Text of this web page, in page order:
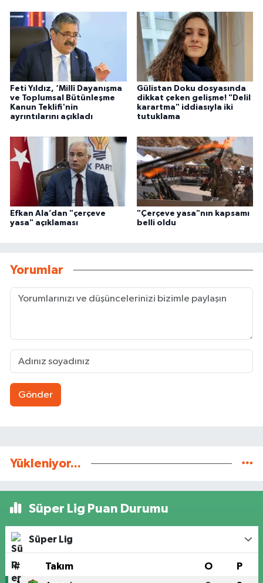
Feti Yıldız, ‘Millî Dayanışma
ve Toplumsal Bütünleşme
Kanun Teklifi'nin
ayrıntılarını açıkladı
Gülistan Doku dosyasında
dikkat çeken gelişme! "Delil
karartma" iddiasıyla iki
tutuklama
Efkan Ala’dan "çerçeve
yasa" açıklaması
"Çerçeve yasa"nın kapsamı
belli oldu
Yorumlar
Gönder
Yükleniyor...
Süper Lig Puan Durumu
Süper Lig
# Takım O P